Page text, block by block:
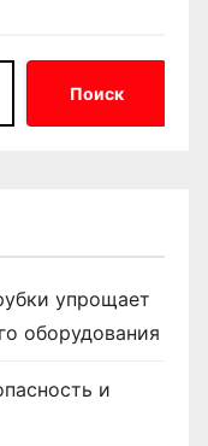
Поиск
упрощает
оборудования
и